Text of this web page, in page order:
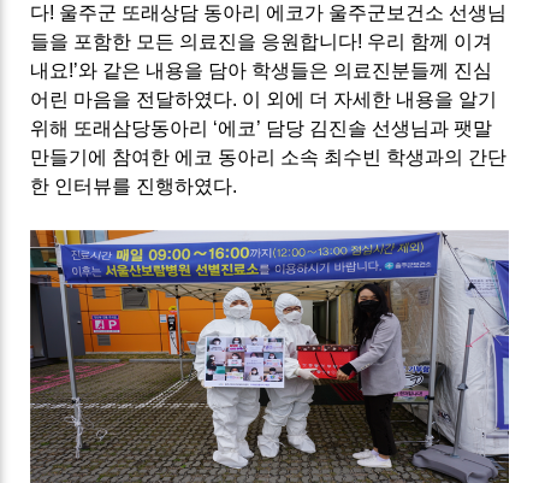
다! 울주군 또래상담 동아리 에코가 울주군보건소 선생님
들을 포함한 모든 의료진을 응원합니다! 우리 함께 이겨
내요!’와 같은 내용을 담아 학생들은 의료진분들께 진심
어린 마음을 전달하였다. 이 외에 더 자세한 내용을 알기
위해 또래삼당동아리 ‘에코’ 담당 김진솔 선생님과 팻말
만들기에 참여한 에코 동아리 소속 최수빈 학생과의 간단
한 인터뷰를 진행하였다.